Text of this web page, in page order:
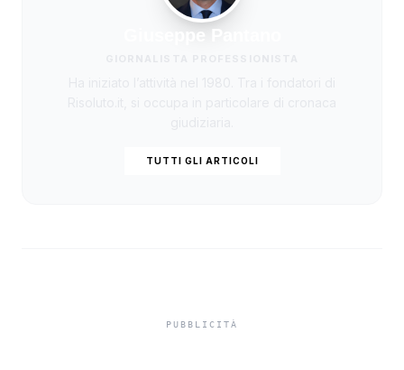
Giuseppe Pantano
TUTTI GLI ARTICOLI